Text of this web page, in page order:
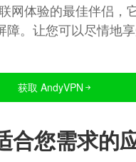
网体验的最佳伴侣，
障。让您可以尽情地
获取 AndyVPN
合您需求的